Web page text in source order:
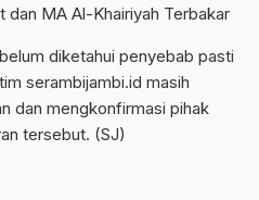
dan MA Al-Khairiyah Terbakar
diketahui penyebab pasti
serambijambi.id masih
dan mengkonfirmasi pihak
tersebut. (SJ)